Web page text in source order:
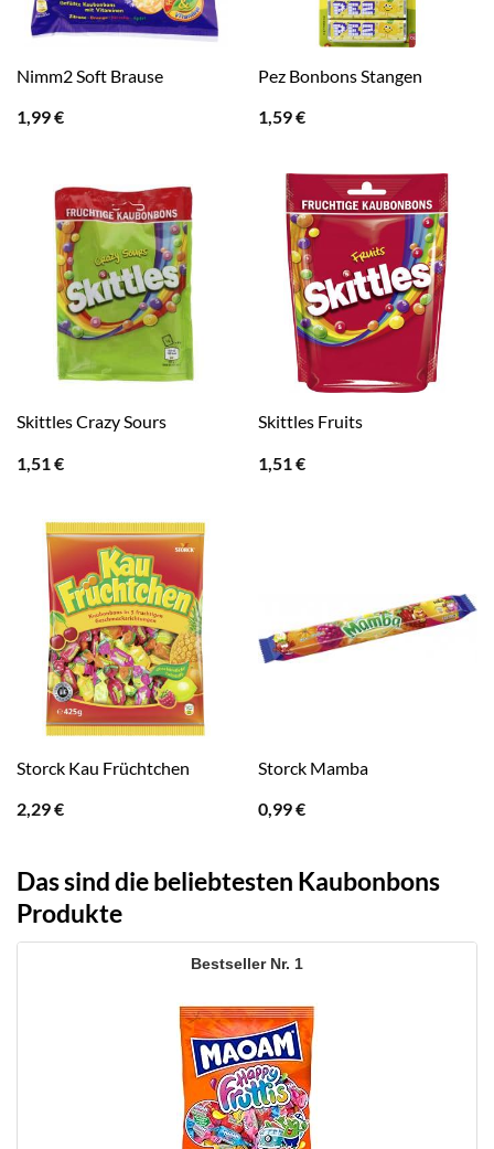
Nimm2 Soft Brause
1,99€
Pez Bonbons Stangen
1,59€
Skittles Crazy Sours
1,51 €
Skittles Fruits
1,51 €
Storck Kau Früchtchen
2,29€
Storck Mamba
0,99€
Das sind die beliebtesten Kaubonbons
Produkte
1